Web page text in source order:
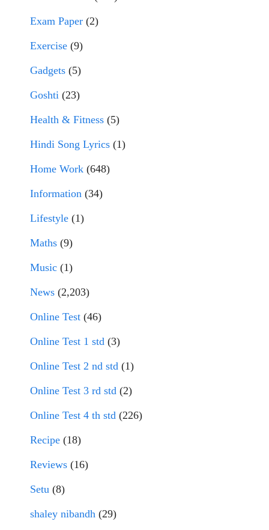
Exam Paper (2)
Exercise (9)
Gadgets (5)
Goshti (23)
Health & Fitness (5)
Hindi Song Lyrics (1)
Home Work (648)
Information (34)
Lifestyle (1)
Maths (9)
Music (1)
News (2,203)
Online Test (46)
Online Test 1 std (3)
Online Test 2 nd std (1)
Online Test 3 rd std (2)
Online Test 4 th std (226)
Recipe (18)
Reviews (16)
Setu (8)
shaley nibandh (29)